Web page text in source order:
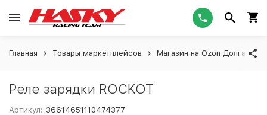
Главная Товары маркетплейсов Магазин на Ozon Долгашева
Реле зарядки ROCKOT
Артикул: 36614651110474377